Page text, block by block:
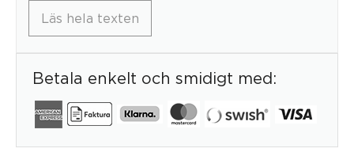
Läs hela texten
Betala enkelt och smidigt med: